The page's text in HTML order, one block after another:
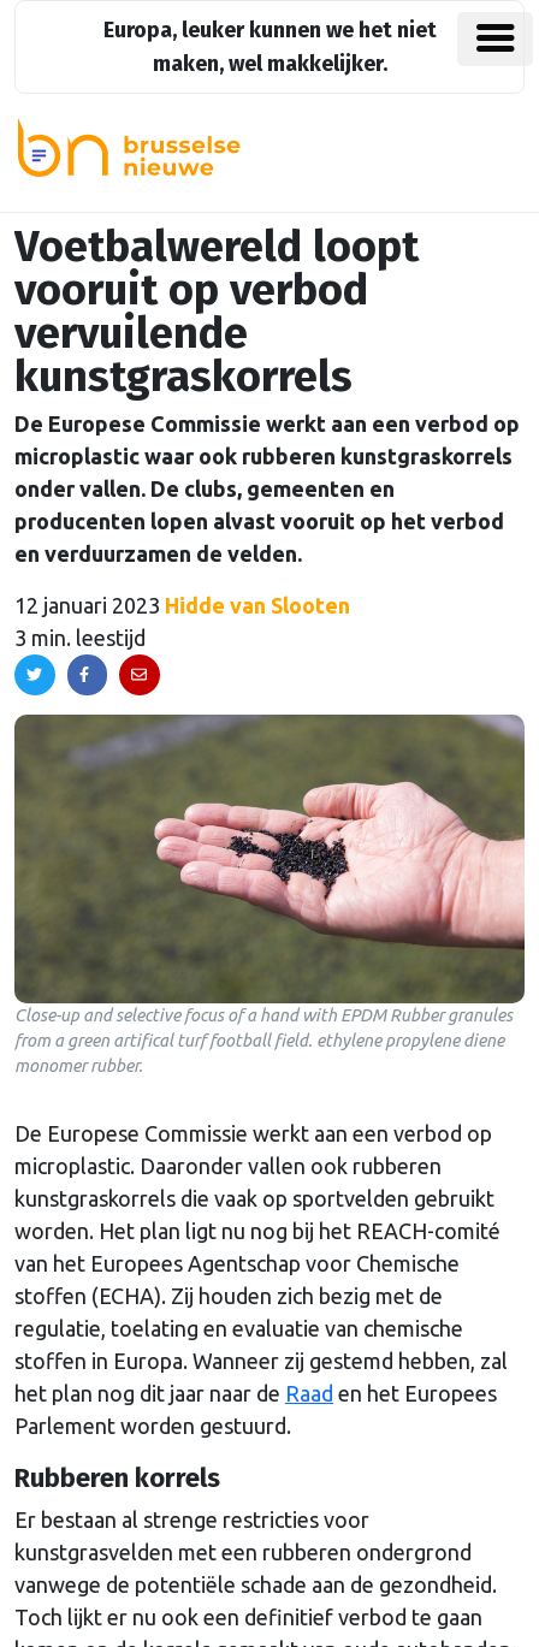
Europa, leuker kunnen we het niet
maken, wel makkelijker.
Voetbalwereld loopt
vooruit op verbod
vervuilende
kunstgraskorrels
De Europese Commissie werkt aan een verbod op
microplastic waar ook rubberen kunstgraskorrels
onder vallen. De clubs, gemeenten en
producenten lopen alvast vooruit op het verbod
en verduurzamen de velden.
12 januari 2023 Hidde van Slooten
3 min. leestijd
Close-up and selective focus of a hand with EPDM Rubber granules
from a green artifical turf football field. ethylene propylene diene
monomer rubber.
De Europese Commissie werkt aan een verbod op
microplastic. Daaronder vallen ook rubberen
kunstgraskorrels die vaak op sportvelden gebruikt
worden. Het plan ligt nu nog bij het REACH-comité
van het Europees Agentschap voor Chemische
stoffen (ECHA). Zij houden zich bezig met de
regulatie, toelating en evaluatie van chemische
stoffen in Europa. Wanneer zij gestemd hebben, zal
het plan nog dit jaar naar de Raad en het Europees
Parlement worden gestuurd.
Rubberen korrels
Er bestaan al strenge restricties voor
kunstgrasvelden met een rubberen ondergrond
vanwege de potentiële schade aan de gezondheid.
Toch lijkt er nu ook een definitief verbod te gaan